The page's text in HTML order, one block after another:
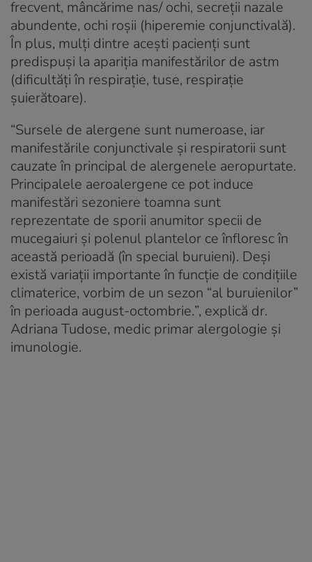
frecvent, mâncărime nas/ ochi, secreții nazale
abundente, ochi roșii (hiperemie conjunctivală).
În plus, mulți dintre acești pacienți sunt
predispuși la apariția manifestărilor de astm
(dificultăți în respirație, tuse, respirație
șuierătoare).
“Sursele de alergene sunt numeroase, iar
manifestările conjunctivale și respiratorii sunt
cauzate în principal de alergenele aeropurtate.
Principalele aeroalergene ce pot induce
manifestări sezoniere toamna sunt
reprezentate de sporii anumitor specii de
mucegaiuri și polenul plantelor ce înfloresc în
această perioadă (în special buruieni). Deși
există variații importante în funcție de condițiile
climaterice, vorbim de un sezon “al buruienilor”
în perioada august-octombrie.”, explică dr.
Adriana Tudose, medic primar alergologie și
imunologie.